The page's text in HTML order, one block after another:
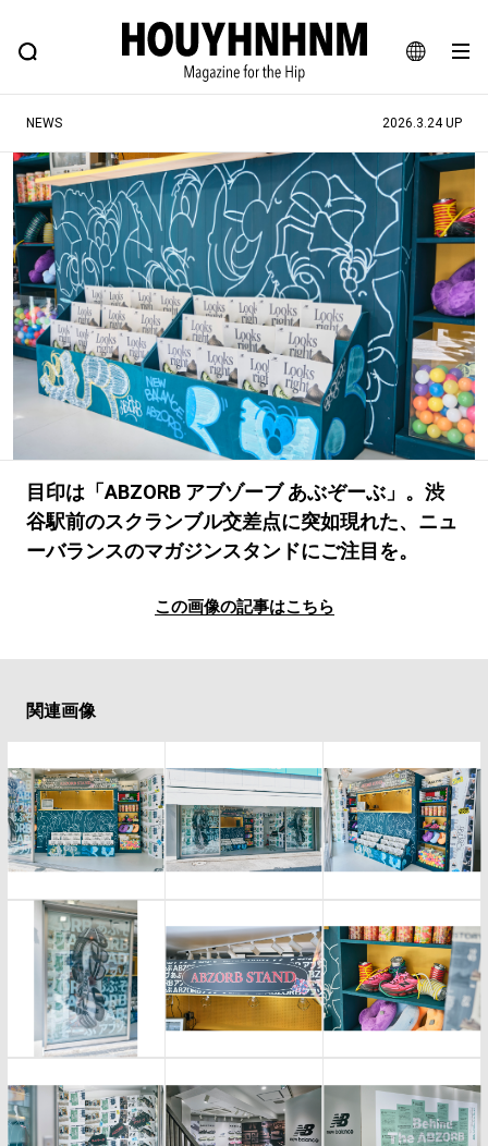
JA
EN
FEATURE BLOG SNAP
ヒップなファッション、カルチャー、ライフスタイルWEBマガジン
#注目のタグ
#SHOPPING ADDICT #憧れの逸品
#ESSENTIAL DESIGNS #古着サミット
#NEW VINTAGE #マイナーグッド図鑑
#路地裏てぃーん。 #MONTHLY JOURNAL
#GH 銘品の所以 #フイナムのYouTube
#Commune H #FOCUS IT #AH.H
#FASHION #MUSIC #MOVIE
#LIFESTYLE #SNEAKER #OUTDOOR
#SPORTS #HANDSOME HANDBOOK
NEWS 2026.3.24 UP
目印は「ABZORB アブゾーブ あぶぞーぶ」。渋
谷駅前のスクランブル交差点に突如現れた、ニュ
ーバランスのマガジンスタンドにご注目を。
この画像の記事はこちら
関連画像